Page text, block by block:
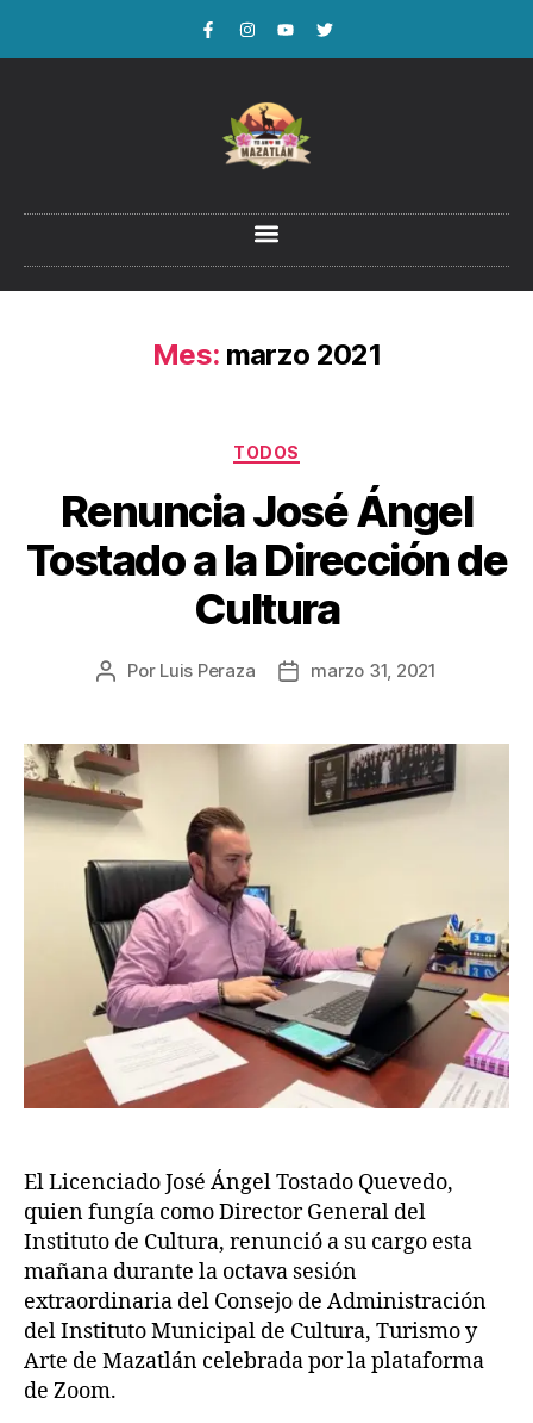
Mes: marzo 2021
TODOS
Renuncia José Ángel
Tostado a la Dirección de
Cultura
Por Luis Peraza marzo 31, 2021
El Licenciado José Ángel Tostado Quevedo,
quien fungía como Director General del
Instituto de Cultura, renunció a su cargo esta
mañana durante la octava sesión
extraordinaria del Consejo de Administración
del Instituto Municipal de Cultura, Turismo y
Arte de Mazatlán celebrada por la plataforma
de Zoom.